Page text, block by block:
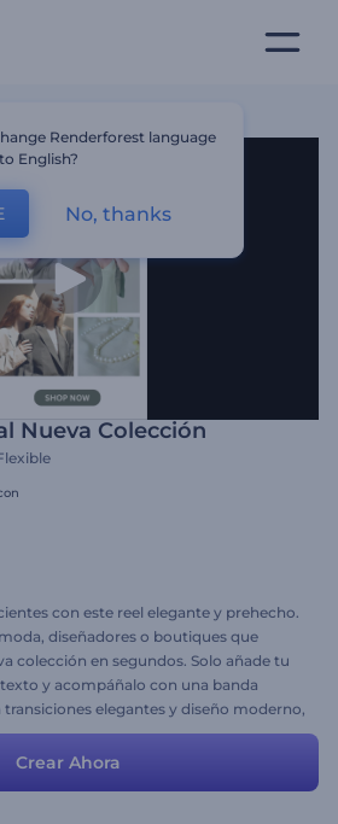
Nueva Colección
con este reel elegante y prehecho.
diseñadores o boutiques que
colección en segundos. Solo añade tu
y acompáñalo con una banda
elegantes y diseño moderno,
las miradas. Crea ahora y deja que tu
Crear Ahora
Renderforest language
to English?
No, thanks